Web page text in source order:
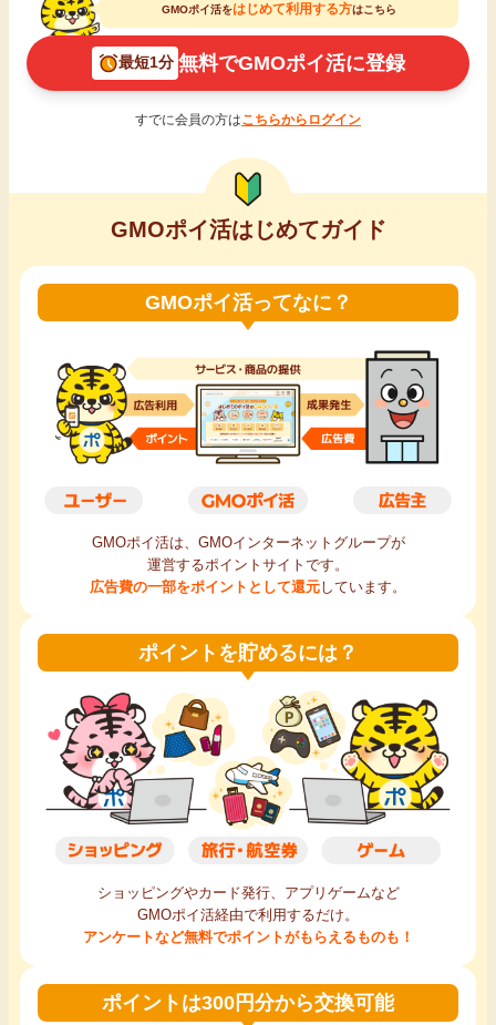
ゲーム
ポイ活お得情報
カード比較
毎日ゲット
特集一覧
GMOポイ活の使い方
ヘルプセンター
買取・査定
学び
美容・健康
銀行・金融・投資
家計の固定費
GMOポイ活をはじめて利用する方はこちら
最短1分 無料でGMOポイ活に登録
すでに会員の方はこちらからログイン
GMOポイ活はじめてガイド
GMOポイ活ってなに？
GMOポイ活は、GMOインターネットグループが
運営するポイントサイトです。
広告費の一部をポイントとして還元しています。
ポイントを貯めるには？
ショッピングやカード発行、アプリゲームなど
GMOポイ活経由で利用するだけ。
アンケートなど無料でポイントがもらえるものも！
ポイントは300円分から交換可能